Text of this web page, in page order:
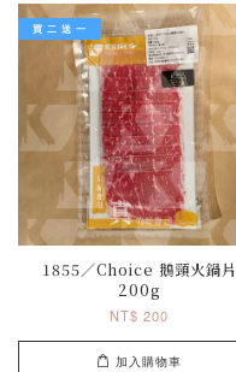
買 二 送 一
1855／Choice 鵝頸火鍋片
200g
NT$ 200
加入購物車